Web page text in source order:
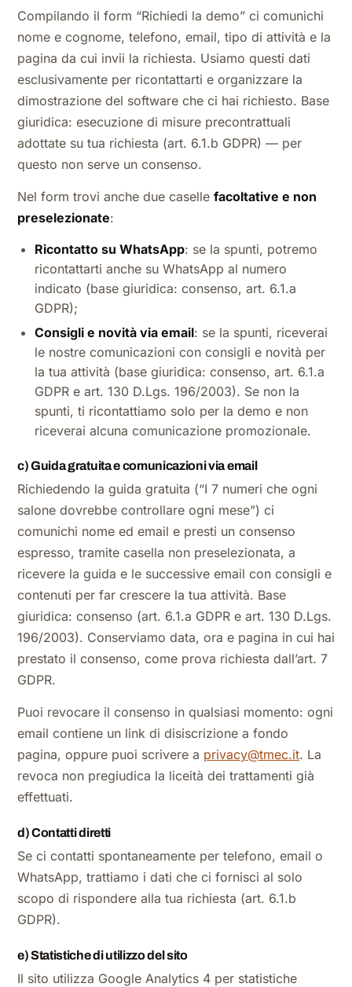
Compilando il form “Richiedi la demo” ci comunichi
nome e cognome, telefono, email, tipo di attività e la
pagina da cui invii la richiesta. Usiamo questi dati
esclusivamente per ricontattarti e organizzare la
dimostrazione del software che ci hai richiesto. Base
giuridica: esecuzione di misure precontrattuali
adottate su tua richiesta (art. 6.1.b GDPR) — per
questo non serve un consenso.
Nel form trovi anche due caselle facoltative e non
preselezionate:
Ricontatto su WhatsApp: se la spunti, potremo
ricontattarti anche su WhatsApp al numero
indicato (base giuridica: consenso, art. 6.1.a
GDPR);
Consigli e novità via email: se la spunti, riceverai
le nostre comunicazioni con consigli e novità per
la tua attività (base giuridica: consenso, art. 6.1.a
GDPR e art. 130 D.Lgs. 196/2003). Se non la
spunti, ti ricontattiamo solo per la demo e non
riceverai alcuna comunicazione promozionale.
c) Guida gratuita e comunicazioni via email
Richiedendo la guida gratuita (“I 7 numeri che ogni
salone dovrebbe controllare ogni mese”) ci
comunichi nome ed email e presti un consenso
espresso, tramite casella non preselezionata, a
ricevere la guida e le successive email con consigli e
contenuti per far crescere la tua attività. Base
giuridica: consenso (art. 6.1.a GDPR e art. 130 D.Lgs.
196/2003). Conserviamo data, ora e pagina in cui hai
prestato il consenso, come prova richiesta dall’art. 7
GDPR.
Puoi revocare il consenso in qualsiasi momento: ogni
email contiene un link di disiscrizione a fondo
pagina, oppure puoi scrivere a privacy@tmec.it. La
revoca non pregiudica la liceità dei trattamenti già
effettuati.
d) Contatti diretti
Se ci contatti spontaneamente per telefono, email o
WhatsApp, trattiamo i dati che ci fornisci al solo
scopo di rispondere alla tua richiesta (art. 6.1.b
GDPR).
e) Statistiche di utilizzo del sito
Il sito utilizza Google Analytics 4 per statistiche